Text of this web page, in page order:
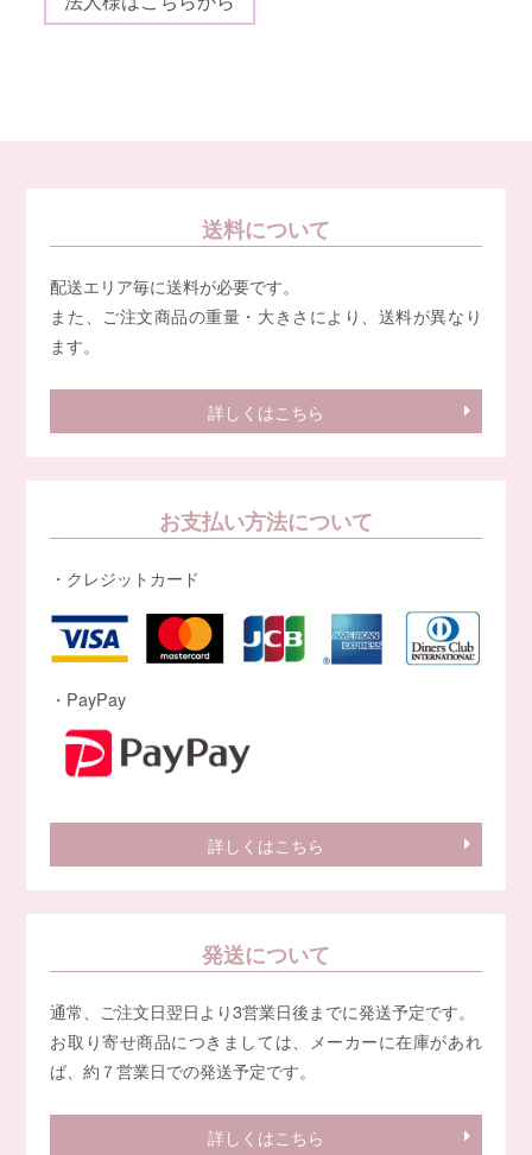
送料について
配送エリア毎に送料が必要です。
また、ご注文商品の重量・大きさにより、送料が異なり
ます。
詳しくはこちら
お支払い方法について
・クレジットカード
・PayPay
詳しくはこちら
発送について
通常、ご注文日翌日より3営業日後までに発送予定です。
お取り寄せ商品につきましては、メーカーに在庫があれ
ば、約７営業日での発送予定です。
詳しくはこちら